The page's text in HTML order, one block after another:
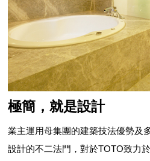
極簡，就是設計
業主運用母集團的建築技法優勢及
設計的不二法門，對於TOTO致力